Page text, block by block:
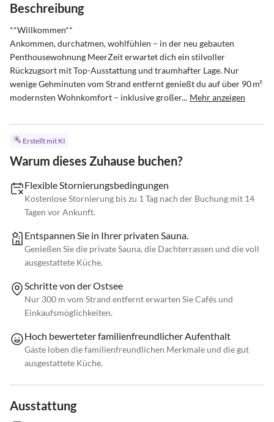
Beschreibung
**Willkommen**
Ankommen, durchatmen, wohlfühlen – in der neu gebauten
Penthousewohnung MeerZeit erwartet dich ein stilvoller
Rückzugsort mit Top-Ausstattung und traumhafter Lage. Nur
wenige Gehminuten vom Strand entfernt genießt du auf über 90 m²
modernsten Wohnkomfort – inklusive großer... Mehr anzeigen
Erstellt mit KI
Warum dieses Zuhause buchen?
Flexible Stornierungsbedingungen
Kostenlose Stornierung bis zu 1 Tag nach der Buchung mit 14
Tagen vor Ankunft.
Entspannen Sie in Ihrer privaten Sauna.
Genießen Sie die private Sauna, die Dachterrassen und die voll
ausgestattete Küche.
Schritte von der Ostsee
Nur 300 m vom Strand entfernt erwarten Sie Cafés und
Einkaufsmöglichkeiten.
Hoch bewerteter familienfreundlicher Aufenthalt
Gäste loben die familienfreundlichen Merkmale und die gut
ausgestattete Küche.
Ausstattung